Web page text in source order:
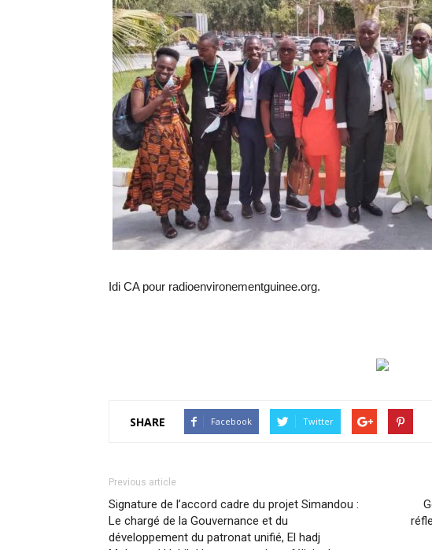
Idi CA pour radioenvironementguinee.org.
SHARE Facebook Twitter
Previous article
Signature de l’accord cadre du projet Simandou :
Le chargé de la Gouvernance et du
développement du patronat unifié, El hadj